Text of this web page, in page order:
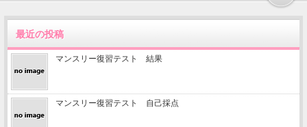
最近の投稿
マンスリー復習テスト 結果
マンスリー復習テスト 自己採点